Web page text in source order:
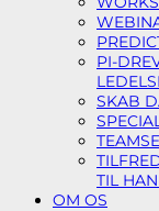
PI-
SKAB
TIL
OM OS